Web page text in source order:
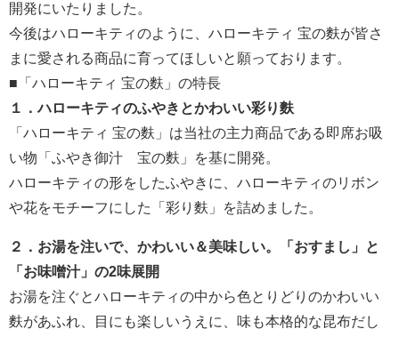
開発にいたりました。
今後はハローキティのように、ハローキティ 宝の麩が皆さ
まに愛される商品に育ってほしいと願っております。
■「ハローキティ 宝の麩」の特長
１．ハローキティのふやきとかわいい彩り麩
「ハローキティ 宝の麩」は当社の主力商品である即席お吸
い物「ふやき御汁 宝の麩」を基に開発。
ハローキティの形をしたふやきに、ハローキティのリボン
や花をモチーフにした「彩り麩」を詰めました。
２．お湯を注いで、かわいい＆美味しい。「おすまし」と
「お味噌汁」の2味展開
お湯を注ぐとハローキティの中から色とりどりのかわいい
麩があふれ、目にも楽しいうえに、味も本格的な昆布だし